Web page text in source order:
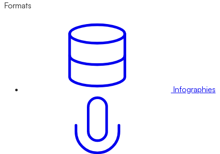
Formats
Infographies